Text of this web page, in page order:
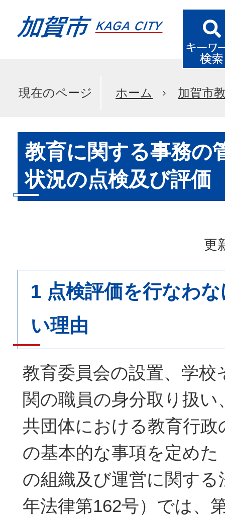
現在のページ ホーム 加賀市
教育に関する事務の
状況の点検及び評価
更
1 点検評価を行なわ
い理由
教育委員会の設置、学校
関の職員の身分取り扱い
共団体における教育行政
の基本的な事項を定めた
の組織及び運営に関する
年法律第162号）では、